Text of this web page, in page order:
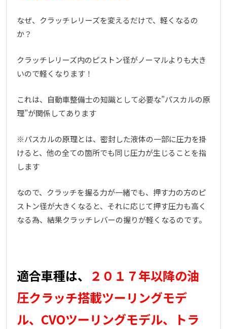
なぜ、クラッチレリーズを変えるだけで、軽くなるの
か？
クラッチレリーズ内のピストン径がノーマルよりも大き
いので軽くなります！
これは、自動車整備士の知識として必要な”パスカルの原
理”が関係してあります
※パスカルの原理とは、密封した液体の一部に圧力を掛
けると、他の全ての箇所でも同じ圧力が生じることを指
します
なので、クラッチを握る力が一緒でも、押す力の方のピ
ストン径が大きくなると、それに応じて押す圧力も高く
なる為、結果クラッチレバーの握りが軽くなるのです。
適合車種は、 ２０１７年以降の油
圧クラッチ搭載ツーリングモデ
ル、CVOツーリングモデル、トラ